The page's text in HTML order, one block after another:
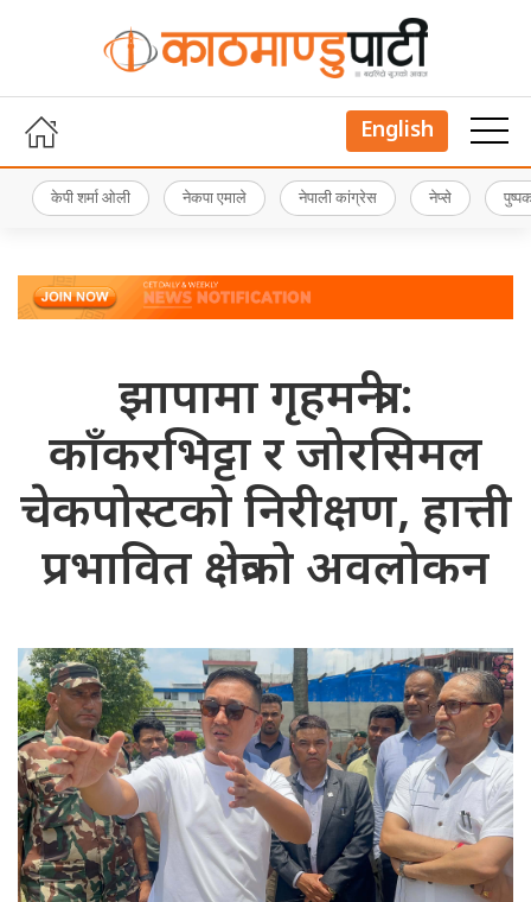
English
केपी शर्मा ओली नेकपा एमाले नेपाली कांग्रेस नेप्से
झापामा गृहमन्त्री :
काँकरभिट्टा र जोरसिमल
चेकपोस्टको निरीक्षण, हात्ती
प्रभावित क्षेत्रको अवलोकन